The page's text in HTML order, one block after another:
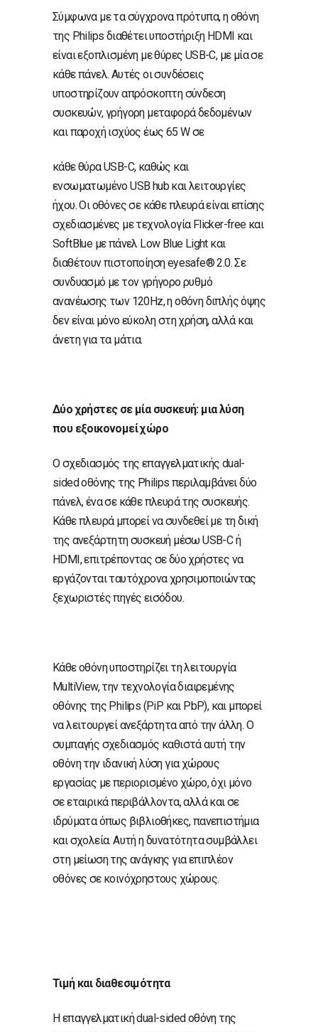
Σύμφωνα με τα σύγχρονα πρότυπα, η οθόνη
της Philips διαθέτει υποστήριξη HDMI και
είναι εξοπλισμένη με θύρες USB-C, με μία σε
κάθε πάνελ. Αυτές οι συνδέσεις
υποστηρίζουν απρόσκοπτη σύνδεση
συσκευών, γρήγορη μεταφορά δεδομένων
και παροχή ισχύος έως 65 W σε
κάθε θύρα USB-C, καθώς και
ενσωματωμένο USB hub και λειτουργίες
ήχου. Οι οθόνες σε κάθε πλευρά είναι επίσης
σχεδιασμένες με τεχνολογία Flicker-free και
SoftBlue με πάνελ Low Blue Light και
διαθέτουν πιστοποίηση eyesafe® 2.0. Σε
συνδυασμό με τον γρήγορο ρυθμό
ανανέωσης των 120Hz, η οθόνη διπλής όψης
δεν είναι μόνο εύκολη στη χρήση, αλλά και
άνετη για τα μάτια.
Δύο χρήστες σε μία συσκευή: μια λύση
που εξοικονομεί χώρο
Ο σχεδιασμός της επαγγελματικής dual-
sided οθόνης της Philips περιλαμβάνει δύο
πάνελ, ένα σε κάθε πλευρά της συσκευής.
Κάθε πλευρά μπορεί να συνδεθεί με τη δική
της ανεξάρτητη συσκευή μέσω USB-C ή
HDMI, επιτρέποντας σε δύο χρήστες να
εργάζονται ταυτόχρονα χρησιμοποιώντας
ξεχωριστές πηγές εισόδου.
Κάθε οθόνη υποστηρίζει τη λειτουργία
MultiView, την τεχνολογία διαιρεμένης
οθόνης της Philips (PiP και PbP), και μπορεί
να λειτουργεί ανεξάρτητα από την άλλη. Ο
συμπαγής σχεδιασμός καθιστά αυτή την
οθόνη την ιδανική λύση για χώρους
εργασίας με περιορισμένο χώρο, όχι μόνο
σε εταιρικά περιβάλλοντα, αλλά και σε
ιδρύματα όπως βιβλιοθήκες, πανεπιστήμια
και σχολεία. Αυτή η δυνατότητα συμβάλλει
στη μείωση της ανάγκης για επιπλέον
οθόνες σε κοινόχρηστους χώρους.
Τιμή και διαθεσιμότητα
Η επαγγελματική dual-sided οθόνη της